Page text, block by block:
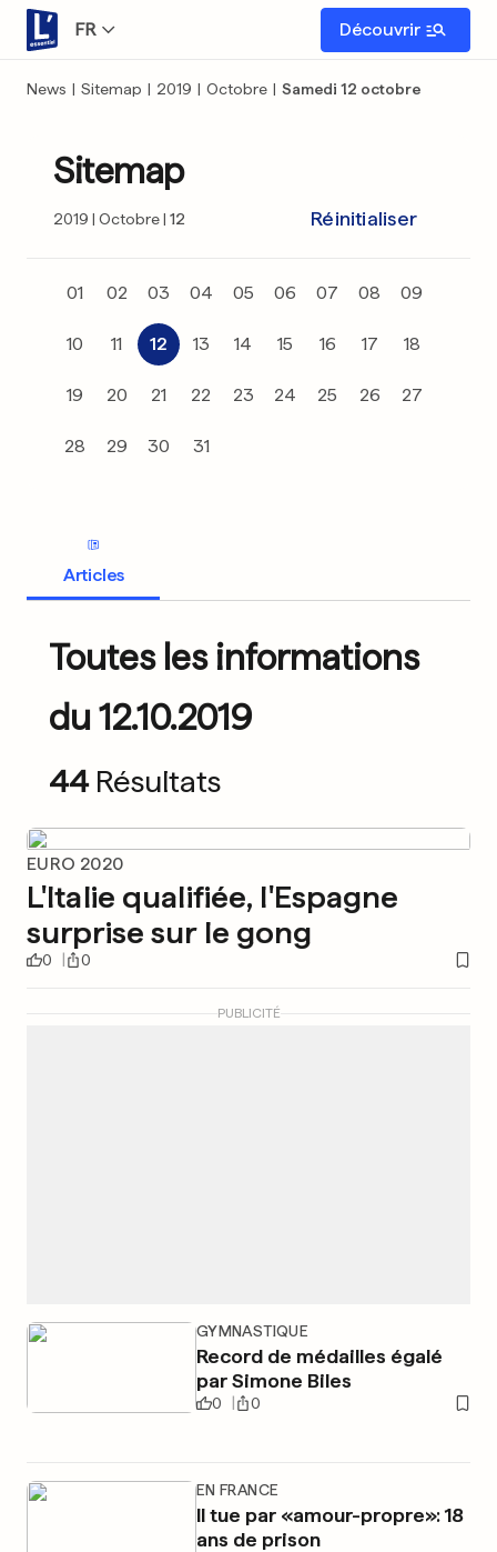
FR Découvrir
News | Sitemap | 2019 | Octobre | Samedi 12 octobre
Sitemap
2019 Octobre 12 Réinitialiser
01 02 03 04 05 06 07 08 09
10 11 12 13 14 15 16 17 18
19 20 21 22 23 24 25 26 27
28 29 30 31
Articles
Toutes les informations
du 12.10.2019
44 Résultats
EURO 2020
L'Italie qualifiée, l'Espagne
surprise sur le gong
0 0
GYMNASTIQUE
Record de médailles égalé
par Simone Biles
0 0
EN FRANCE
Il tue par «amour-propre»: 18
ans de prison
PUBLICITÉ